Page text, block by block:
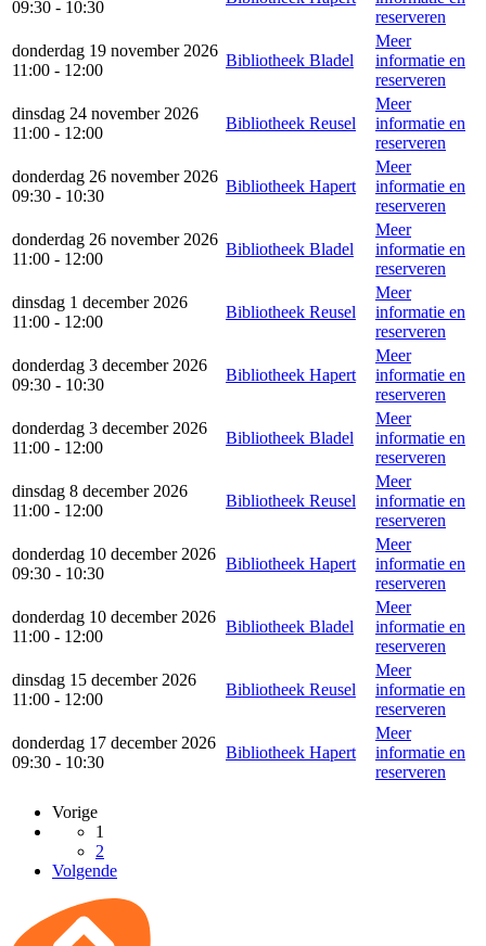
09:30 - 10:30
reserveren
donderdag 19 november 2026
11:00 - 12:00
Bibliotheek Bladel
Meer
informatie en
reserveren
dinsdag 24 november 2026
11:00 - 12:00
Bibliotheek Reusel
Meer
informatie en
reserveren
donderdag 26 november 2026
09:30 - 10:30
Bibliotheek Hapert
Meer
informatie en
reserveren
donderdag 26 november 2026
11:00 - 12:00
Bibliotheek Bladel
Meer
informatie en
reserveren
dinsdag 1 december 2026
11:00 - 12:00
Bibliotheek Reusel
Meer
informatie en
reserveren
donderdag 3 december 2026
09:30 - 10:30
Bibliotheek Hapert
Meer
informatie en
reserveren
donderdag 3 december 2026
11:00 - 12:00
Bibliotheek Bladel
Meer
informatie en
reserveren
dinsdag 8 december 2026
11:00 - 12:00
Bibliotheek Reusel
Meer
informatie en
reserveren
donderdag 10 december 2026
09:30 - 10:30
Bibliotheek Hapert
Meer
informatie en
reserveren
donderdag 10 december 2026
11:00 - 12:00
Bibliotheek Bladel
Meer
informatie en
reserveren
dinsdag 15 december 2026
11:00 - 12:00
Bibliotheek Reusel
Meer
informatie en
reserveren
donderdag 17 december 2026
09:30 - 10:30
Bibliotheek Hapert
Meer
informatie en
reserveren
Vorige
1
2
Volgende